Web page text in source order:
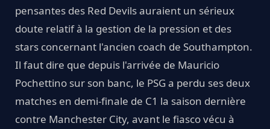
pensantes des Red Devils auraient un sérieux
doute relatif à la gestion de la pression et des
stars concernant l'ancien coach de Southampton.
Il faut dire que depuis l'arrivée de Mauricio
Pochettino sur son banc, le PSG a perdu ses deux
matches en demi-finale de C1 la saison dernière
contre Manchester City, avant le fiasco vécu à